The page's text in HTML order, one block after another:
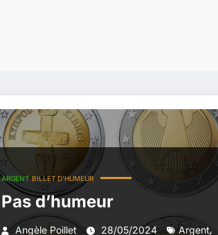
ARGENT BILLET D'HUMEUR
Pas d’humeur
Angèle Poillet 28/05/2024 Argent,